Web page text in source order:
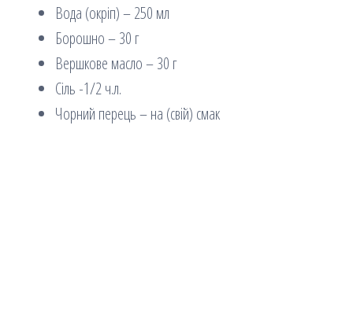
Вода (окріп) – 250 мл
Борошно – 30 г
Вершкове масло – 30 г
Сіль -1/2 ч.л.
Чорний перець – на (свій) смак